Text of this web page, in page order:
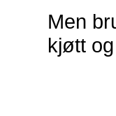
Men
kjøtt